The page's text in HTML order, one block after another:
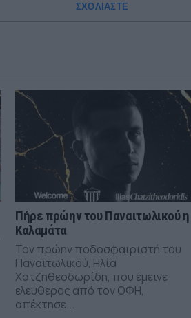
ΣΧΟΛΙΑΣΤΕ
Πήρε πρώην του Παναιτωλικού η
Καλαμάτα
Τον πρώην ποδοσφαιριστή του
Παναιτωλικού, Ηλία
Χατζηθεοδωρίδη, που έμεινε
ελεύθερος από τον ΟΦΗ,
απέκτησε...